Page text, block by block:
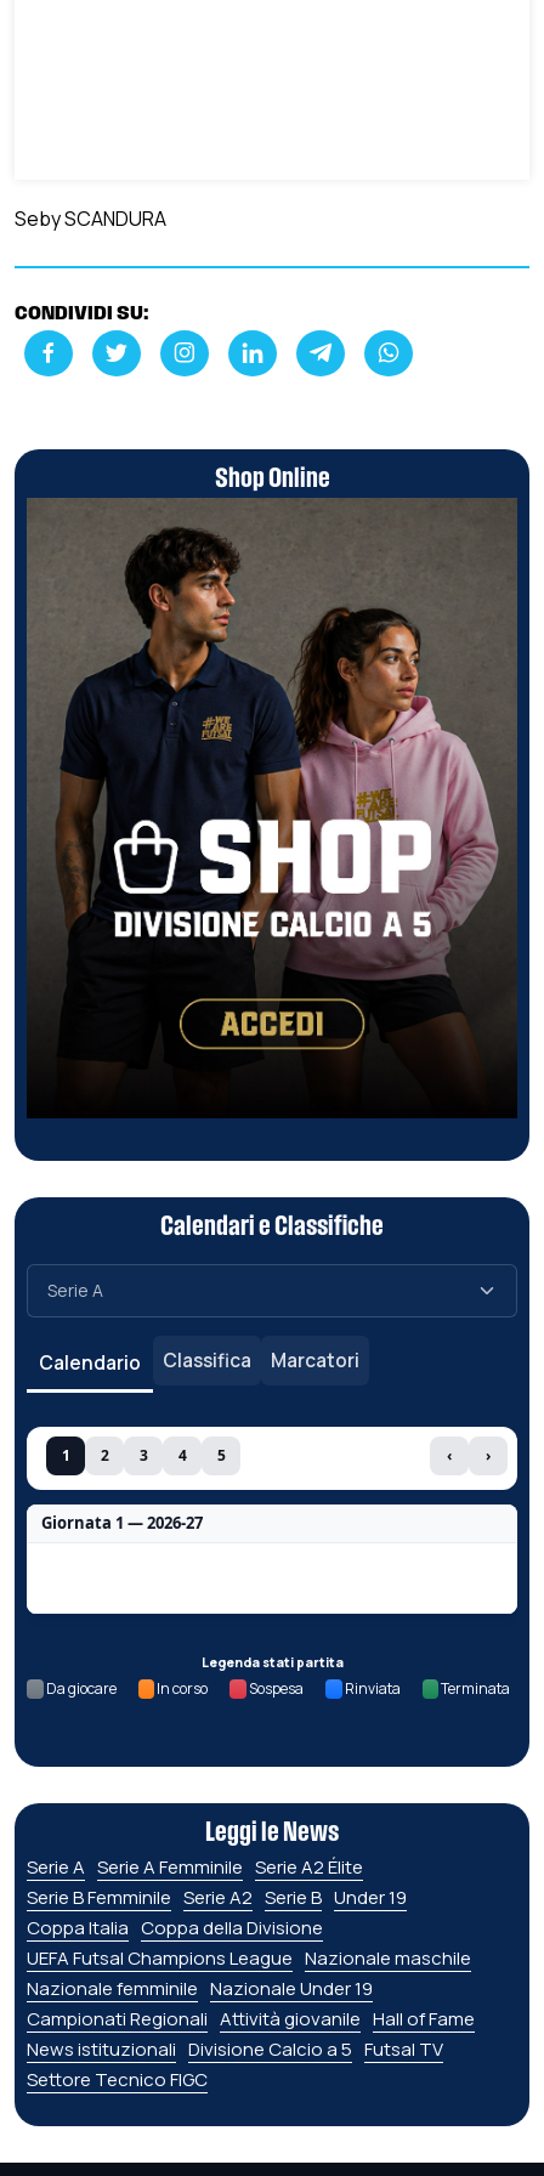
Seby SCANDURA
CONDIVIDI SU:
Shop Online
Calendari e Classifiche
Calendario Classifica Marcatori
1 2 3 4 5 ‹ ›
Giornata 1 — 2026-27
Legenda stati partita
Da giocare In corso Sospesa Rinviata Terminata
Leggi le News
Serie A Serie A Femminile Serie A2 Élite
Serie B Femminile Serie A2 Serie B Under 19
Coppa Italia Coppa della Divisione
UEFA Futsal Champions League Nazionale maschile
Nazionale femminile Nazionale Under 19
Campionati Regionali Attività giovanile Hall of Fame
News istituzionali Divisione Calcio a 5 Futsal TV
Settore Tecnico FIGC